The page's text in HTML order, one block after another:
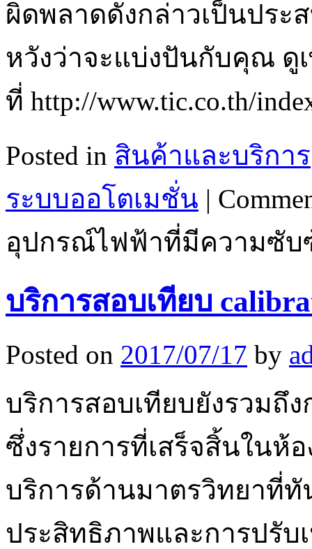
ผิดพลาดดังกล่าวเป็นประ
หวังว่าจะแบ่งปันกับคุณ ดู
ที่ http://www.tic.co.th/
Posted in สินค้าและบริการ
ระบบออโตเมชั่น |
อุปกรณ์ไฟฟ้าที่มีความซับ
บริการสอบเทียบ
Posted on 2017/07/17 by
บริการสอบเทียบยังรวมถึ
ซึ่งรายการที่เสร็จสิ้นในห้
บริการด้านมาตรวิทยาที่
ประสิทธิภาพและการปรับ